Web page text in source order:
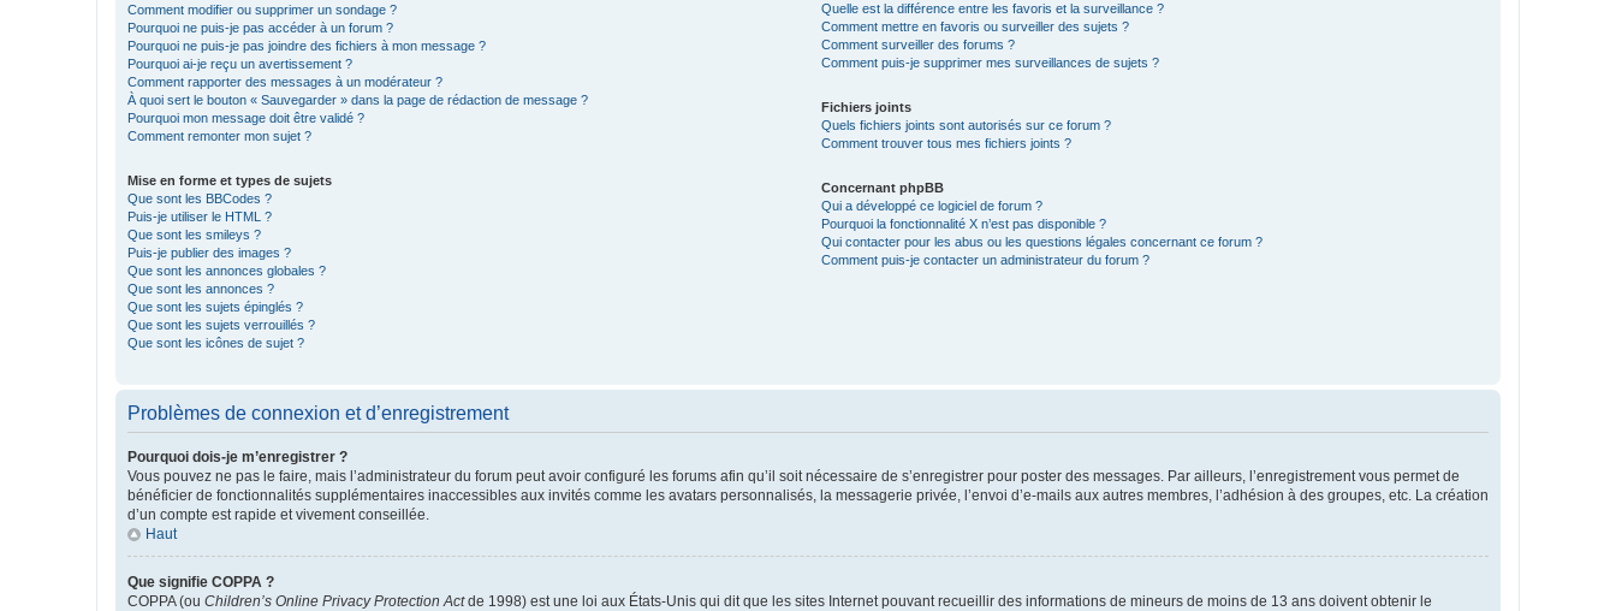
Comment modifier ou supprimer un sondage ?
Pourquoi ne puis-je pas accéder à un forum ?
Pourquoi ne puis-je pas joindre des fichiers à mon message ?
Pourquoi ai-je reçu un avertissement ?
Comment rapporter des messages à un modérateur ?
À quoi sert le bouton « Sauvegarder » dans la page de rédaction de message ?
Pourquoi mon message doit être validé ?
Comment remonter mon sujet ?
Mise en forme et types de sujets
Que sont les BBCodes ?
Puis-je utiliser le HTML ?
Que sont les smileys ?
Puis-je publier des images ?
Que sont les annonces globales ?
Que sont les annonces ?
Que sont les sujets épinglés ?
Que sont les sujets verrouillés ?
Que sont les icônes de sujet ?
Quelle est la différence entre les favoris et la surveillance ?
Comment mettre en favoris ou surveiller des sujets ?
Comment surveiller des forums ?
Comment puis-je supprimer mes surveillances de sujets ?
Fichiers joints
Quels fichiers joints sont autorisés sur ce forum ?
Comment trouver tous mes fichiers joints ?
Concernant phpBB
Qui a développé ce logiciel de forum ?
Pourquoi la fonctionnalité X n’est pas disponible ?
Qui contacter pour les abus ou les questions légales concernant ce forum ?
Comment puis-je contacter un administrateur du forum ?
Problèmes de connexion et d’enregistrement
Pourquoi dois-je m’enregistrer ?
Vous pouvez ne pas le faire, mais l’administrateur du forum peut avoir configuré les forums afin qu’il soit nécessaire de s’enregistrer pour poster des messages. Par ailleurs, l’enregistrement vous permet de
bénéficier de fonctionnalités supplémentaires inaccessibles aux invités comme les avatars personnalisés, la messagerie privée, l’envoi d’e-mails aux autres membres, l’adhésion à des groupes, etc. La création
d’un compte est rapide et vivement conseillée.
Haut
Que signifie COPPA ?
COPPA (ou Children’s Online Privacy Protection Actde 1998) est une loi aux États-Unis qui dit que les sites Internet pouvant recueillir des informations de mineurs de moins de 13 ans doivent obtenir le